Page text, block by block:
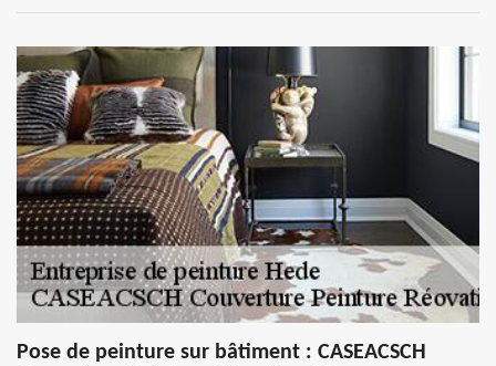
Pose de peinture sur bâtiment : CASEACSCH